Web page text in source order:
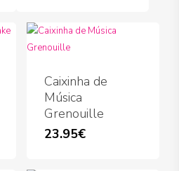
Caixinha de
Música
Grenouille
23.95€